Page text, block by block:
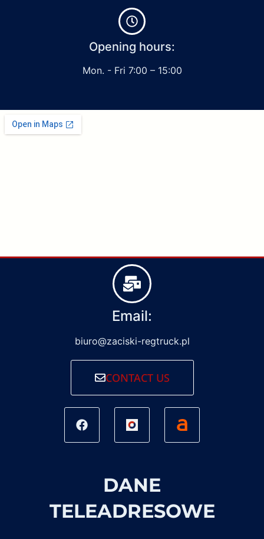
Opening hours:
Mon. - Fri 7:00 – 15:00
Email:
biuro@zaciski-regtruck.pl
CONTACT US
DANE
TELEADRESOWE